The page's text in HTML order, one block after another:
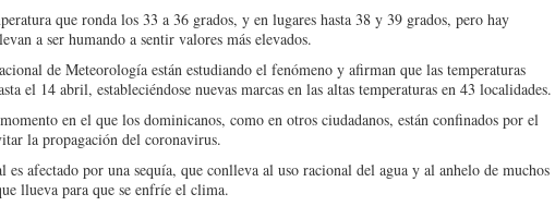
que ronda los 33 a 36 grados, y en lugares hasta 38 y 39 grados, pero hay
a ser humando a sentir valores más elevados.
de Meteorología están estudiando el fenómeno y afirman que las temperaturas
el 14 abril, estableciéndose nuevas marcas en las altas temperaturas en 43 localidades.
en el que los dominicanos, como en otros ciudadanos, están confinados por el
la propagación del coronavirus.
afectado por una sequía, que conlleva al uso racional del agua y al anhelo de muchos
llueva para que se enfríe el clima.